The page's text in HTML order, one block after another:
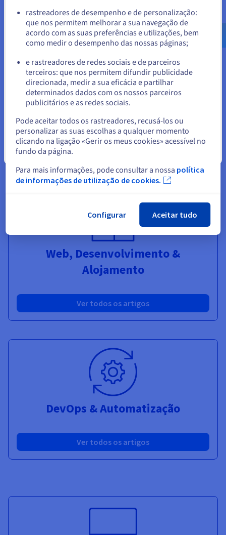
Ver todos os artigos
Bases de dados
Web, Desenvolvimento &
Alojamento
Ver todos os artigos
DevOps & Automatização
Ver todos os artigos
Aceder ao website do Estados Unidos
us.ovhcloud.com/learn Inglês USD - $
ou
Ficar no website atual
Selecionar outro website
rastreadores de desempenho e de personalização:
que nos permitem melhorar a sua navegação de
acordo com as suas preferências e utilizações, bem
como medir o desempenho das nossas páginas;
e rastreadores de redes sociais e de parceiros
terceiros: que nos permitem difundir publicidade
direcionada, medir a sua eficácia e partilhar
determinados dados com os nossos parceiros
publicitários e as redes sociais.
Pode aceitar todos os rastreadores, recusá-los ou
personalizar as suas escolhas a qualquer momento
clicando na ligação «Gerir os meus cookies» acessível no
fundo da página.
Para mais informações, pode consultar a nossa política
de informações de utilização de cookies.
Configurar Aceitar tudo